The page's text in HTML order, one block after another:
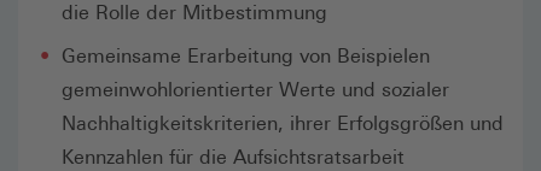
die Rolle der Mitbestimmung
Gemeinsame Erarbeitung von Beispielen
gemeinwohlorientierter Werte und sozialer
Nachhaltigkeitskriterien, ihrer Erfolgsgrößen und
Kennzahlen für die Aufsichtsratsarbeit